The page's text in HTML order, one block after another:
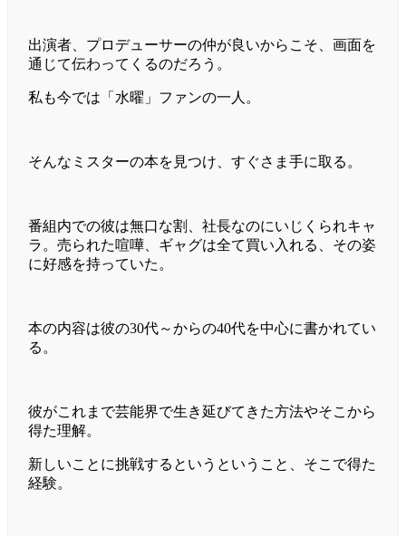
出演者、プロデューサーの仲が良いからこそ、画面を
通じて伝わってくるのだろう。
私も今では「水曜」ファンの一人。
そんなミスターの本を見つけ、すぐさま手に取る。
番組内での彼は無口な割、社長なのにいじくられキャ
ラ。売られた喧嘩、ギャグは全て買い入れる、その姿
に好感を持っていた。
本の内容は彼の30代～からの40代を中心に書かれてい
る。
彼がこれまで芸能界で生き延びてきた方法やそこから
得た理解。
新しいことに挑戦するというということ、そこで得た
経験。